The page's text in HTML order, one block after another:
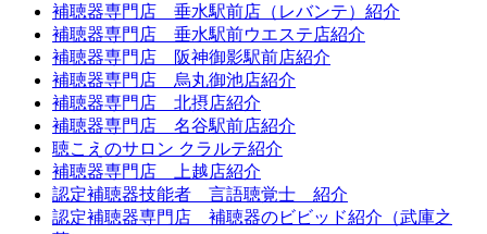
補聴器専門店 垂水駅前店（レバンテ）紹介
補聴器専門店 垂水駅前ウエステ店紹介
補聴器専門店 阪神御影駅前店紹介
補聴器専門店 烏丸御池店紹介
補聴器専門店 北摂店紹介
補聴器専門店 名谷駅前店紹介
聴こえのサロン クラルテ紹介
補聴器専門店 上越店紹介
認定補聴器技能者 言語聴覚士 紹介
認定補聴器専門店 補聴器のビビッド紹介（武庫之